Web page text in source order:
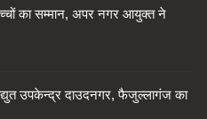
का सम्मान, अपर नगर आयुक्त ने
उपकेन्द्र दाउदनगर, फैजुल्लागंज का